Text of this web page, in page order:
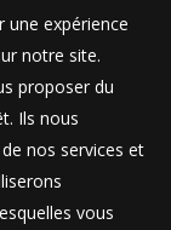
une expérience
notre site.
proposer du
Ils nous
nos services et
vous